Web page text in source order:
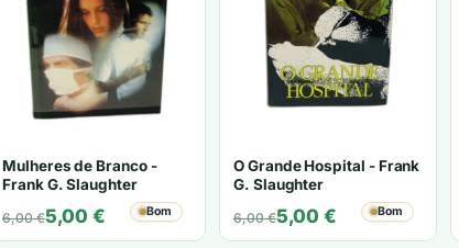
Mulheres de Branco -
Frank G. Slaughter
6,00€
O
preço
5,00 €
O
preço
Bom
O Grande Hospital - Frank
G. Slaughter
6,00€
O
preço
5,00 €
O
preço
Bom